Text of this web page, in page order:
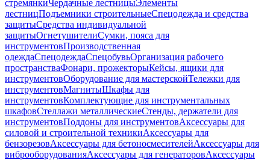
стремянкиЧердачные лестницыЭлементы
лестницПодъемники строительныеСпецодежда и средства
защитыСредства индивидуальной
защитыОгнетушителиСумки, пояса для
инструментовПроизводственная
одеждаСпецодеждаСпецобувьОрганизация рабочего
пространстваФонари, прожекторыКейсы, ящики для
инструментовОборудование для мастерскойТележки для
инструментовМагнитыШкафы для
инструментовКомплектующие для инструментальных
шкафовСтеллажи металлическиеСтенды, держатели для
инструментовПоддоны для инструментовАксессуары для
силовой и строительной техникиАксессуары для
бензорезовАксессуары для бетоносмесителейАксессуары для
виброоборудованияАксессуары для генераторовАксессуары